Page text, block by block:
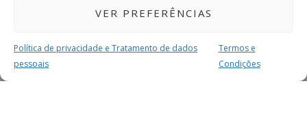
VER PREFERÊNCIAS
Política de privacidade e Tratamento de dados
pessoais
Termos e
Condições